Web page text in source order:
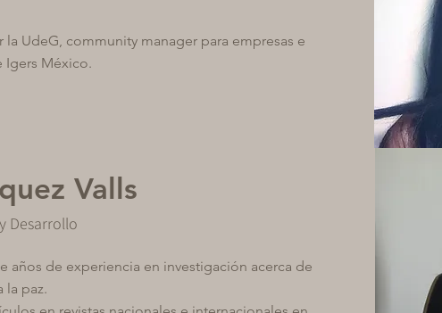
la UdeG, community manager para empresas e
Igers México.
Desarrollo
Valls
años de experiencia en investigación acerca de
la paz.